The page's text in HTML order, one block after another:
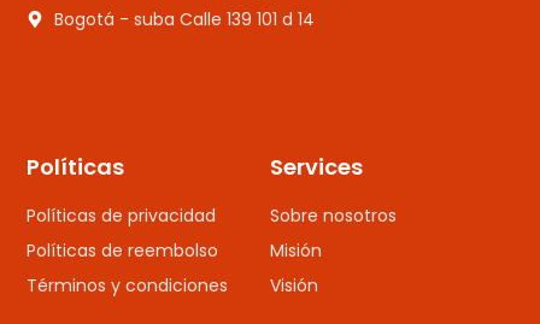
Services
Sobre nosotros
Misión
Visión
Políticas
Políticas de privacidad
Políticas de reembolso
Términos y condiciones
Bogotá - suba Calle 139 101 d 14